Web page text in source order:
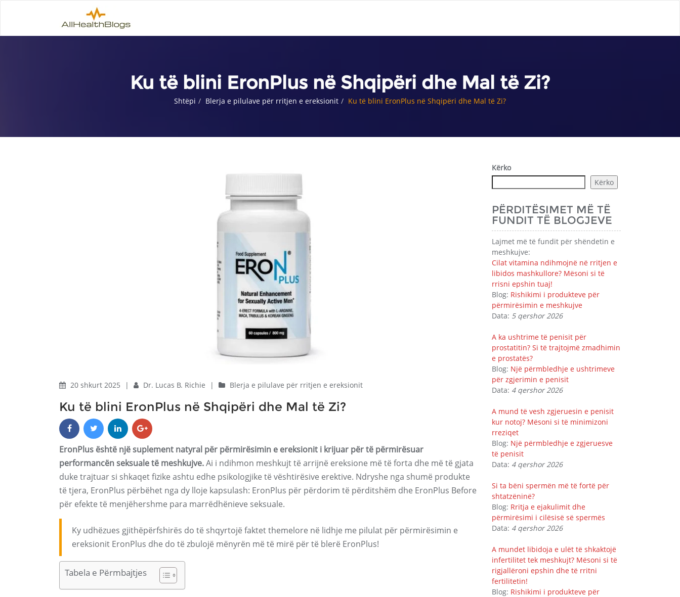
Ku të blini EronPlus në Shqipëri dhe Mal të Zi?
Shtëpi Blerja e pilulave për rritjen e ereksionit Ku të blini EronPlus në Shqipëri dhe Mal të Zi?
20 shkurt 2025 | Dr. Lucas B. Richie | Blerja e pilulave për rritjen e ereksionit
Ku të blini EronPlus në Shqipëri dhe Mal të Zi?
EronPlus është një suplement natyral për përmirësimin e ereksionit i krijuar për të përmirësuar
performancën seksuale të meshkujve.Ai i ndihmon meshkujt të arrijnë ereksione më të forta dhe më të gjata
duke trajtuar si shkaqet fizike ashtu edhe psikologjike të vështirësive erektive. Ndryshe nga shumë produkte
të tjera, EronPlus përbëhet nga dy lloje kapsulash: EronPlus për përdorim të përditshëm dhe EronPlus Before
për efekte të menjëhershme para marrëdhënieve seksuale.
Ky udhëzues gjithëpërfshirës do të shqyrtojë faktet themelore në lidhje me pilulat për përmirësimin e
ereksionit EronPlus dhe do të zbulojë mënyrën më të mirë për të blerë EronPlus!
Tabela e Përmbajtjes
Kërko
Kërko
PËRDITËSIMET MË TË
FUNDIT TË BLOGJEVE
Lajmet më të fundit për shëndetin e
meshkujve:
Cilat vitamina ndihmojnë në rritjen e
libidos mashkullore? Mësoni si të
rrisni epshin tuaj!
Blog: Rishikimi i produkteve për
përmirësimin e meshkujve
Data: 5 qershor 2026
A ka ushtrime të penisit për
prostatitin? Si të trajtojmë zmadhimin
e prostatës?
Blog: Një përmbledhje e ushtrimeve
për zgjerimin e penisit
Data: 4 qershor 2026
A mund të vesh zgjeruesin e penisit
kur notoj? Mësoni si të minimizoni
rreziqet
Blog: Një përmbledhje e zgjeruesve
të penisit
Data: 4 qershor 2026
Si ta bëni spermën më të fortë për
shtatzëninë?
Blog: Rritja e ejakulimit dhe
përmirësimi i cilësisë së spermës
Data: 4 qershor 2026
A mundet libidoja e ulët të shkaktojë
infertilitet tek meshkujt? Mësoni si të
rigjallëroni epshin dhe të rritni
fertilitetin!
Blog: Rishikimi i produkteve për